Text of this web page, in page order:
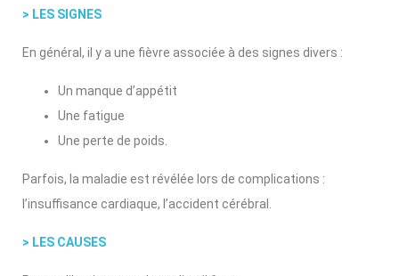
> LES SIGNES
En général, il y a une fièvre associée à des signes divers :
Un manque d’appétit
Une fatigue
Une perte de poids.
Parfois, la maladie est révélée lors de complications :
l’insuffisance cardiaque, l’accident cérébral.
> LES CAUSES